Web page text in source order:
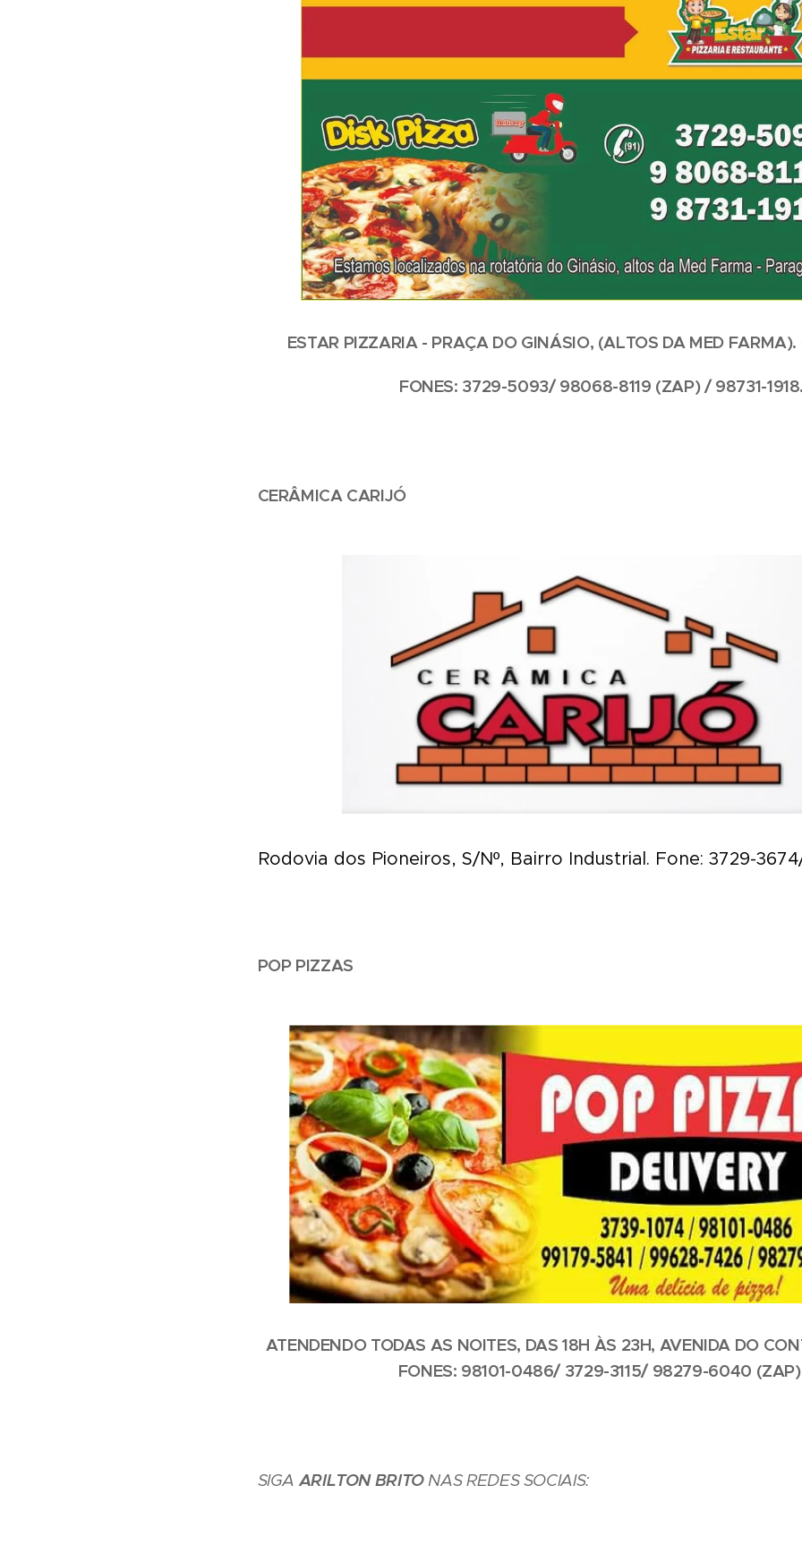
ESTAR PIZZARIA - PRAÇA DO GINÁSIO, (ALTOS DA MED FARMA).
FONES: 3729-5093/ 98068-8119 (ZAP) / 98731-1918.
CERÂMICA CARIJÓ
Rodovia dos Pioneiros, S/Nº, Bairro Industrial. Fone: 3729-
POP PIZZAS
ATENDENDO TODAS AS NOITES, DAS 18H ÀS 23H, AVENIDA DO
FONES: 98101-0486/ 3729-3115/ 98279-6040
SIGAARILTON BRITONAS REDES SOCIAIS: